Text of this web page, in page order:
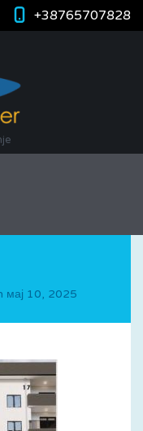
+38765707828
мај 10, 2025